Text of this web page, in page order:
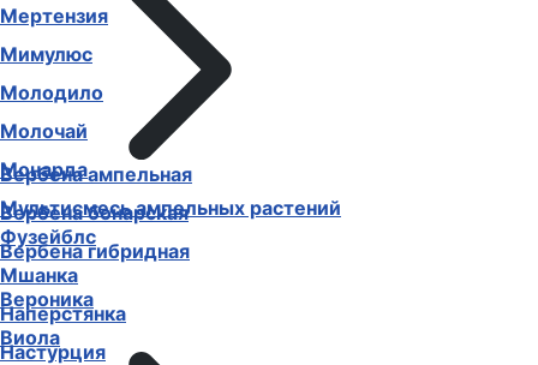
Вербена ампельная
Вербена бонарская
Вербена гибридная
Вероника
Виола
Мертензия
Мимулюс
Молодило
Молочай
Монарда
Мультисмесь ампельных растений
Фузейблс
Мшанка
Наперстянка
Настурция